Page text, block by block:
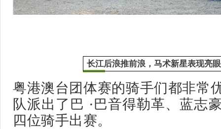
长江后浪推前浪，马术新星表现亮
粤港澳台团体赛的骑手们都非常
队派出了巴 ·巴音得勒革、蓝志
四位骑手出赛。